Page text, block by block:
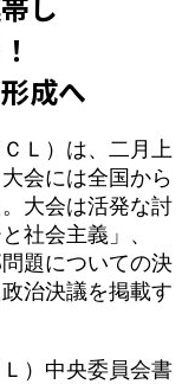
成へ
Ｌ）は、二月上
会には全国から
大会は活発な討
社会主義」、
題についての決
治決議を掲載す
）中央委員会書